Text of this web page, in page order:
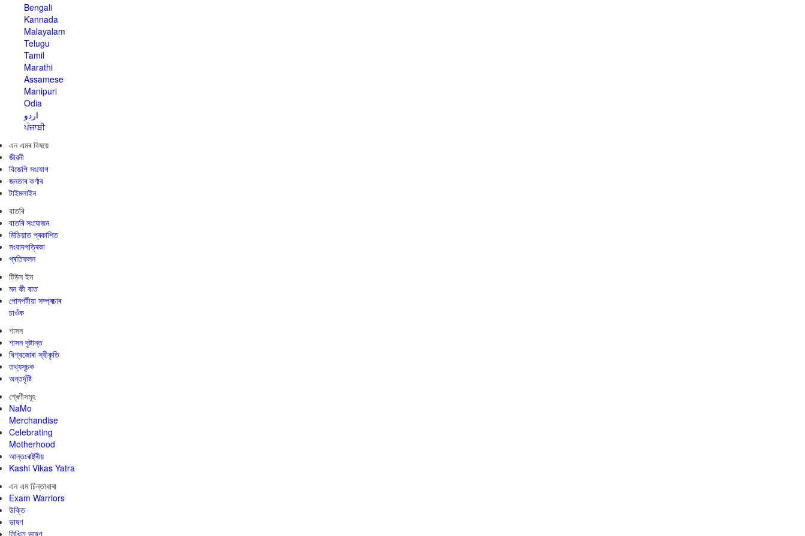
Bengali
Kannada
Malayalam
Telugu
Tamil
Marathi
Assamese
Manipuri
Odia
اردو
ਪੰਜਾਬੀ
এন এমৰ বিষয়ে
জীৱনী
বিজেপি সংযোগ
জনতাৰ কৰ্ণাৰ
টাইমলাইন
বাতৰি
বাতৰি সংযোজন
মিডিয়াত প্ৰকাশিত
সংবাদপত্ৰিকা
প্ৰতিফলন
টিউন ইন
মন কী বাত
পোনপটীয়া সম্প্ৰচাৰ
চাওঁক
শাসন
শাসন দৃষ্টান্ত
বিশ্বজোৰা স্বীকৃতি
তথ্যসূচক
অন্তৰ্দৃষ্টি
শ্ৰেণীসমূহ
NaMo
Merchandise
Celebrating
Motherhood
আন্তঃৰাষ্ট্ৰীয়
Kashi Vikas Yatra
এন এম চিন্তাধাৰা
Exam Warriors
উক্তি
ভাষণ
লিখিত ভাষণ